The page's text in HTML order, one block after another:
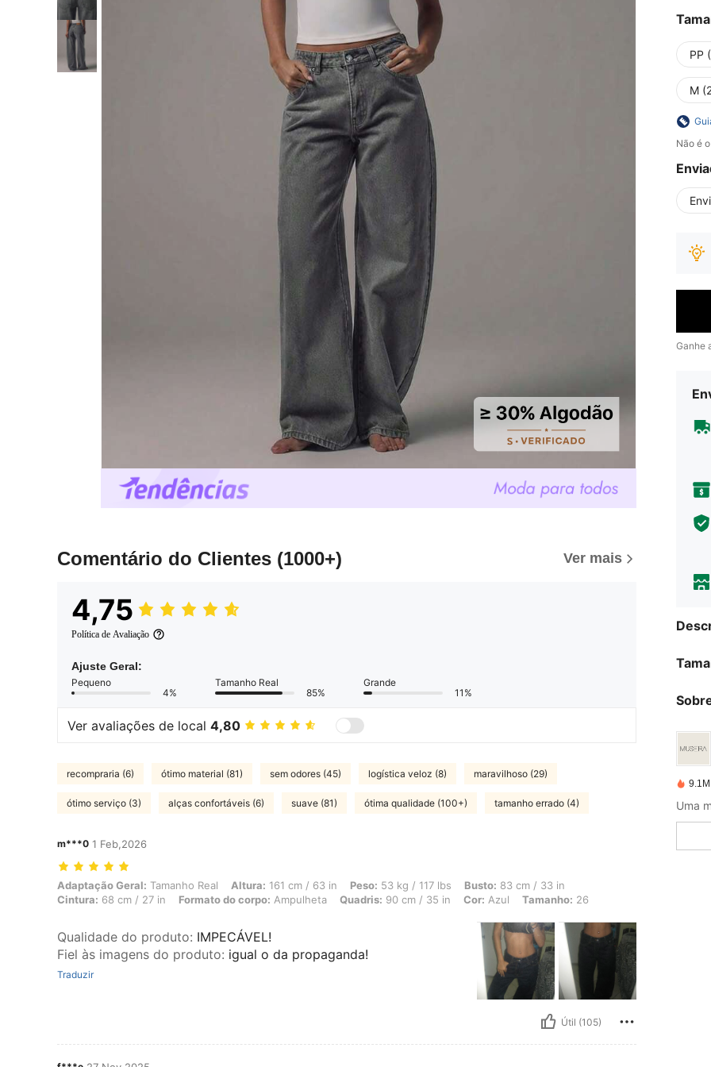
Comentário do Clientes (1000+) Ver mais
4,75
Política de Avaliação
Ajuste Geral:
Pequeno
4%
Tamanho Real
85%
Grande
11%
Ver avaliações de local 4,80
recompraria (6) ótimo material (81) sem odores (45) logística veloz (8) maravilhoso (29)
ótimo serviço (3) alças confortáveis (6) suave (81) ótima qualidade (100+) tamanho errado (4)
m***0 1 Feb,2026
Adaptação Geral: Tamanho Real, Altura: 161 cm / 63 in, Peso: 53 kg / 117 lbs, Busto: 83 cm / 33 in, Cintura: 68 cm / 27 in, Formato do corpo:
Adaptação Geral: Tamanho Real Altura: 161 cm / 63 in Peso: 53 kg / 117 lbs Busto: 83 cm / 33 in
Cintura: 68 cm / 27 in Formato do corpo: Ampulheta Quadris: 90 cm / 35 in Cor: Azul Tamanho: 26
Qualidade do produto: IMPECÁVEL!
Fiel às imagens do produto: igual o da propaganda!
Traduzir
Útil (105)
PP
M
Não é
Ganhe
Uma